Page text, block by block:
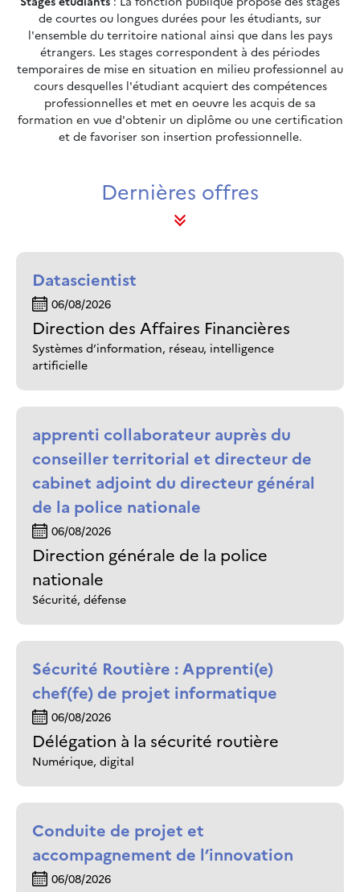
de courtes ou longues durées pour les étudiants, sur
l'ensemble du territoire national ainsi que dans les pays
étrangers. Les stages correspondent à des périodes
temporaires de mise en situation en milieu professionnel au
cours desquelles l'étudiant acquiert des compétences
professionnelles et met en oeuvre les acquis de sa
formation en vue d'obtenir un diplôme ou une certification
et de favoriser son insertion professionnelle.
Dernières offres
Datascientist
06/08/2026
Direction des Affaires Financières
Systèmes d’information, réseau, intelligence
artificielle
apprenti collaborateur auprès du
conseiller territorial et directeur de
cabinet adjoint du directeur général
de la police nationale
06/08/2026
Direction générale de la police
nationale
Sécurité, défense
Sécurité Routière : Apprenti(e)
chef(fe) de projet informatique
06/08/2026
Délégation à la sécurité routière
Numérique, digital
Conduite de projet et
accompagnement de l’innovation
06/08/2026